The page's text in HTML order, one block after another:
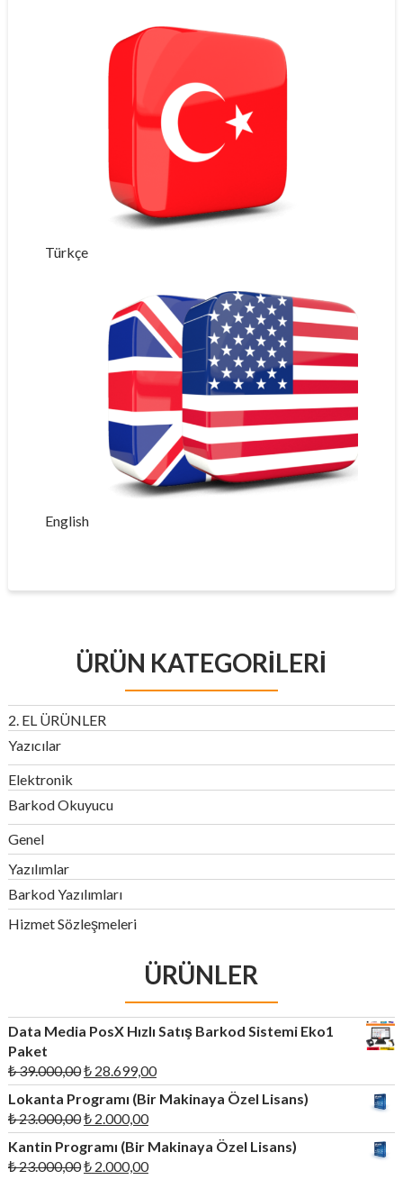
Türkçe
English
ÜRÜN KATEGORILERI
2. EL ÜRÜNLER
Yazıcılar
Elektronik
Barkod Okuyucu
Genel
Yazılımlar
Barkod Yazılımları
Hizmet Sözleşmeleri
ÜRÜNLER
Data Media PosX Hızlı Satış Barkod Sistemi Eko1
Paket
₺39.000,00Orijinal
fiyat:
₺ 39.000,00.
₺28.699,00Şu
andaki
fiyat:
₺ 28.699,00.
Lokanta Programı (Bir Makinaya Özel Lisans)
₺23.000,00Orijinal
fiyat:
₺ 23.000,00.
₺2.000,00Şu
andaki
fiyat:
₺ 2.000,00.
Kantin Programı (Bir Makinaya Özel Lisans)
₺23.000,00Orijinal
₺2.000,00Şu